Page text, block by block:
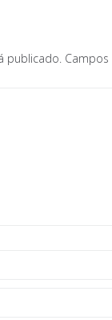
publicado.